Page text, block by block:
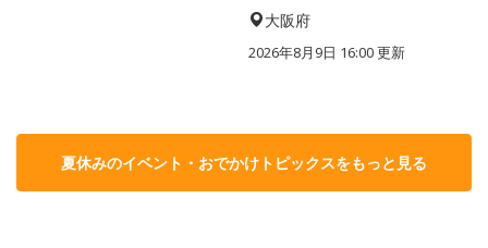
大阪府
2026年8月9日 16:00更新
夏休みのイベント・おでかけトピックスをもっと見る